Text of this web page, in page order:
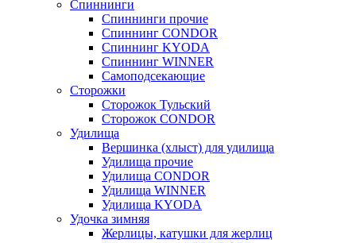
Спиннинги
Спиннинги прочие
Спиннинг CONDOR
Спиннинг KYODA
Спиннинг WINNER
Самоподсекающие
Сторожки
Сторожок Тульский
Сторожок CONDOR
Удилища
Вершинка (хлыст) для удилища
Удилищa прочие
Удилища CONDOR
Удилища WINNER
Удилища KYODA
Удочка зимняя
Жерлицы, катушки для жерлиц